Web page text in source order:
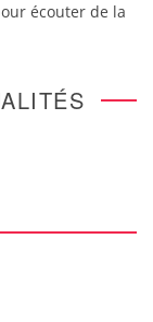
écouter de la